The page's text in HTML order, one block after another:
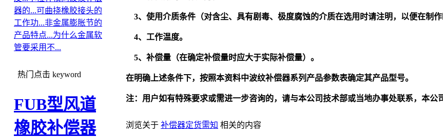
器的...可曲挠橡胶接头的
工作功...非金属膨胀节的
产品特点...为什么金属软
管要采用不...
热门点击 keyword
FUB型风道
橡胶补偿器
3、使用介质条件（对含尘、具有剧毒、极度腐蚀的介质在选用时请注明，以便在制
4、工作温度。
5、补偿量（在确定补偿量时应大于实际补偿量）。
在明确上述条件下，按照本资料中波纹补偿器系列产品参数表确定其产品型号。
注：用户如有特殊要求或需进一步咨询的，请与本公司技术部或当地办事处联系，本公
浏览关于 补偿器定货需知 相关的内容